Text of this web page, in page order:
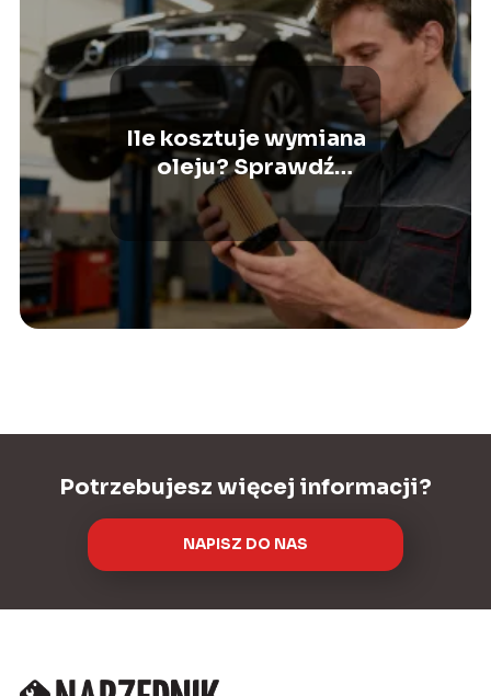
Ile kosztuje wymiana
oleju? Sprawdź
aktualne ceny usług
Potrzebujesz więcej informacji?
NAPISZ DO NAS